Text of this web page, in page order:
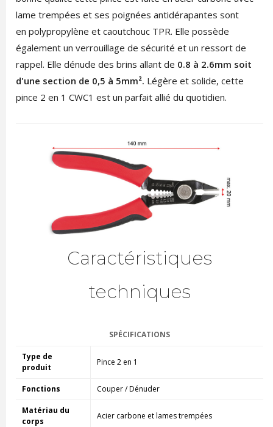
lame trempées et ses poignées antidérapantes sont
en polypropylène et caoutchouc TPR. Elle possède
également un verrouillage de sécurité et un ressort de
rappel. Elle dénude des brins allant de 0.8 à 2.6mm soit
d'une section de 0,5 à 5mm². Légère et solide, cette
pince 2 en 1 CWC1 est un parfait allié du quotidien.
Caractéristiques
techniques
SPÉCIFICATIONS
Type de
produit
Pince 2 en 1
Fonctions Couper / Dénuder
Matériau du
corps
Acier carbone et lames trempées